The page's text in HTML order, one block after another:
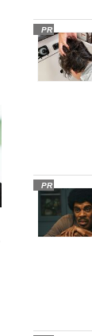
PR
PR